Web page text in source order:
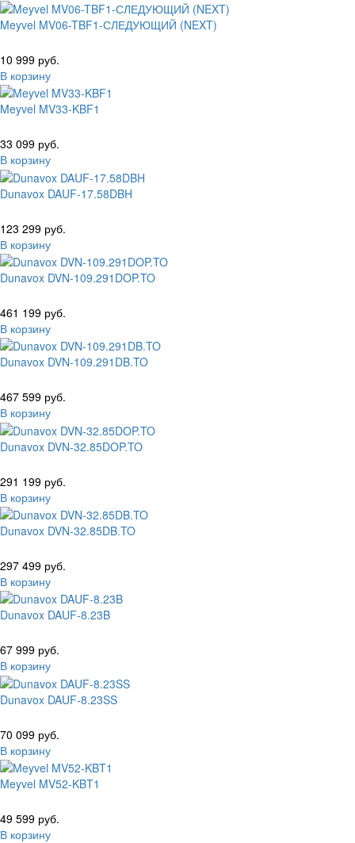
Meyvel MV06-TBF1-СЛЕДУЮЩИЙ (NEXT)
10 999 руб.
В корзину
Meyvel MV33-KBF1
33 099 руб.
В корзину
Dunavox DAUF-17.58DBH
123 299 руб.
В корзину
Dunavox DVN-109.291DOP.TO
461 199 руб.
В корзину
Dunavox DVN-109.291DB.TO
467 599 руб.
В корзину
Dunavox DVN-32.85DOP.TO
291 199 руб.
В корзину
Dunavox DVN-32.85DB.TO
297 499 руб.
В корзину
Dunavox DAUF-8.23B
67 999 руб.
В корзину
Dunavox DAUF-8.23SS
70 099 руб.
В корзину
Meyvel MV52-KBT1
49 599 руб.
В корзину